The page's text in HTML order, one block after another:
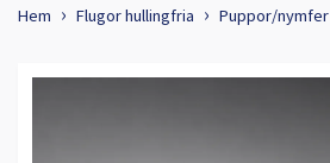
Hem Flugor hullingfria Puppor/nymfer